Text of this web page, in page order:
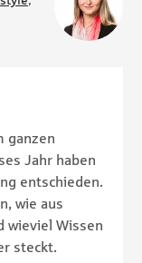
ganzen
Jahr haben
entschieden.
wie aus
wieviel Wissen
steckt.